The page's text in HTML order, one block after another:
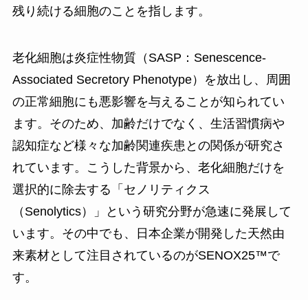
残り続ける細胞のことを指します。
老化細胞は炎症性物質（SASP：Senescence-
Associated Secretory Phenotype）を放出し、周囲
の正常細胞にも悪影響を与えることが知られてい
ます。そのため、加齢だけでなく、生活習慣病や
認知症など様々な加齢関連疾患との関係が研究さ
れています。こうした背景から、老化細胞だけを
選択的に除去する「セノリティクス
（Senolytics）」という研究分野が急速に発展して
います。その中でも、日本企業が開発した天然由
来素材として注目されているのがSENOX25™で
す。